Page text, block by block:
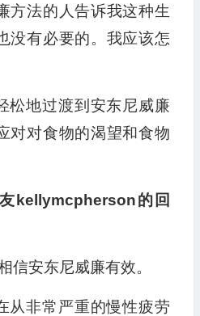
方法的人告诉我这种生
没有必要的。我应该怎
松地过渡到安东尼威廉
对对食物的渴望和食物
kellymcpherson的回
信安东尼威廉有效。
从非常严重的慢性疲劳